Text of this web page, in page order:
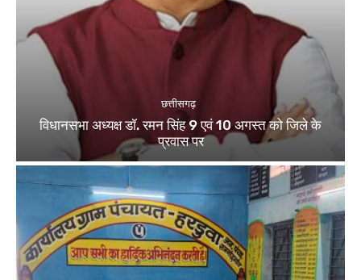
छत्तीसगढ़
विधानसभा अध्यक्ष डॉ. रमन सिंह 9 एवं 10 अगस्त को जिले के
प्रवास पर